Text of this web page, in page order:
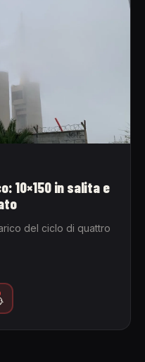
10×150 in salita e
del ciclo di quattro